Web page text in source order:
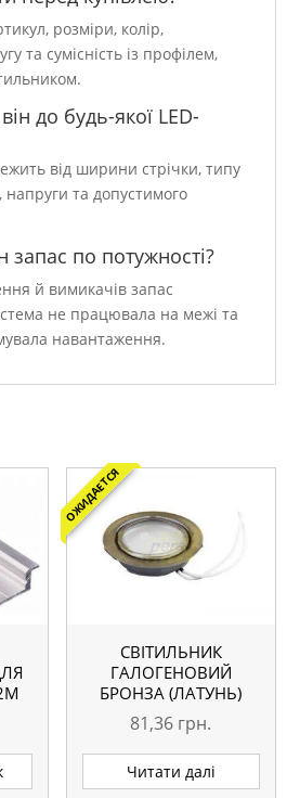
розміри, колір,
та сумісність із профілем,
до будь-якої LED-
від ширини стрічки, типу
напруги та допустимого
запас по потужності?
й вимикачів запас
не працювала на межі та
навантаження.
ОЖИДАЕТСЯ
СВІТИЛЬНИК
ГАЛОГЕНОВИЙ
БРОНЗА (ЛАТУНЬ)
81,36 грн.
Читати далі